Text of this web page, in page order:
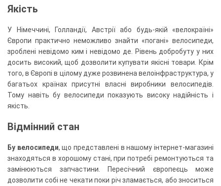
Якість
У Німеччині, Голландії, Австрії або будь-якій «велокраїні»
Європи практично неможливо знайти «погані» велосипеди,
зроблені невідомо ким і невідомо де. Рівень добробуту у них
досить високий, щоб дозволити купувати якісні товари. Крім
того, в Європі в цілому дуже розвинена велоінфраструктура, у
багатьох країнах присутні власні виробники велосипедів.
Тому навіть бу велосипеди показують високу надійність і
якість.
Відмінний стан
Бу велосипеди, що представлені в нашому інтернет-магазині
знаходяться в хорошому стані, при потребі ремонтуються та
замінюються запчастини. Пересічний європеєць може
дозволити собі не чекати поки річ зламається, або зноситься